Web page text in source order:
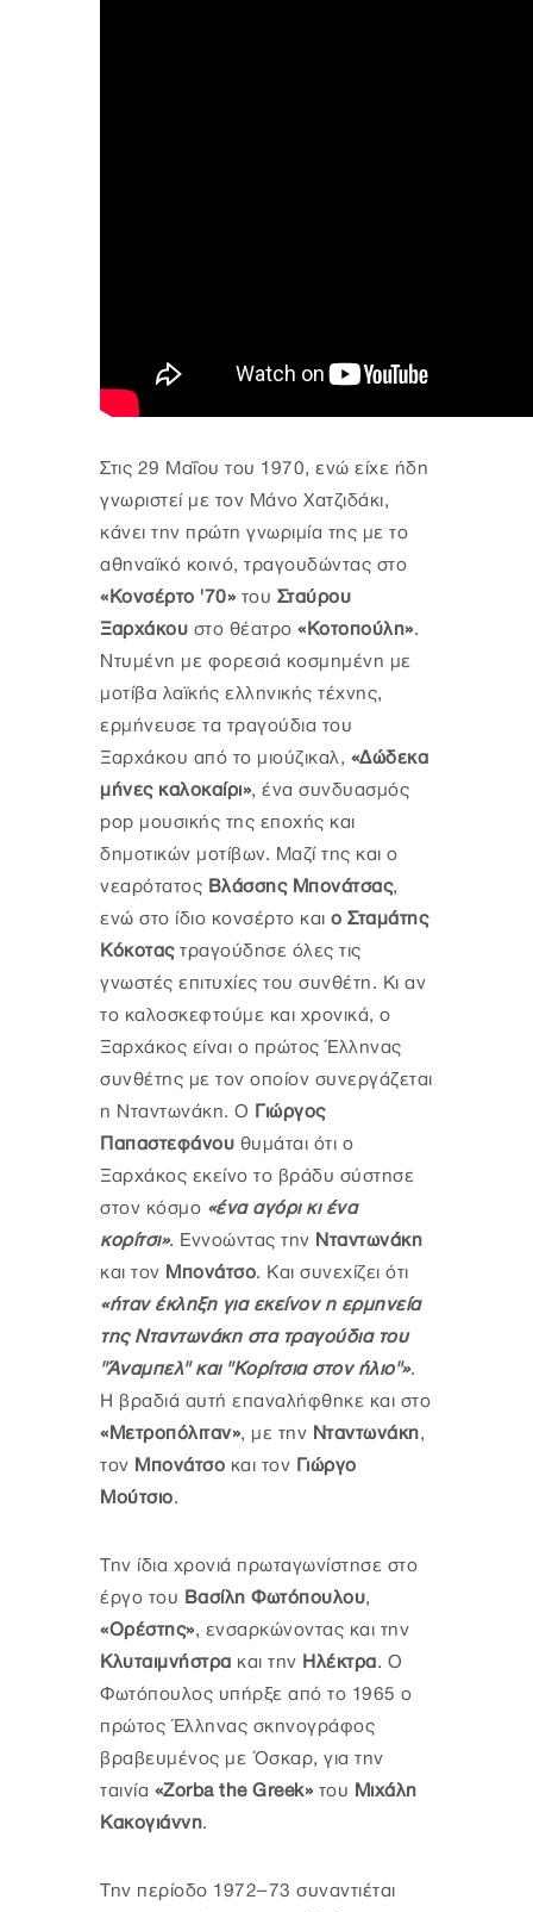
Στις 29 Μαΐου του 1970, ενώ είχε ήδη
γνωριστεί με τον Μάνο Χατζιδάκι,
κάνει την πρώτη γνωριμία της με το
αθηναϊκό κοινό, τραγουδώντας στο
«Κονσέρτο '70» του Σταύρου
Ξαρχάκου στο θέατρο «Κοτοπούλη».
Ντυμένη με φορεσιά κοσμημένη με
μοτίβα λαϊκής ελληνικής τέχνης,
ερμήνευσε τα τραγούδια του
Ξαρχάκου από το μιούζικαλ, «Δώδεκα
μήνες καλοκαίρι», ένα συνδυασμός
pop μουσικής της εποχής και
δημοτικών μοτίβων. Μαζί της και ο
νεαρότατος Βλάσσης Μπονάτσας,
ενώ στο ίδιο κονσέρτο και ο Σταμάτης
Κόκοταςτραγούδησε όλες τις
γνωστές επιτυχίες του συνθέτη. Κι αν
το καλοσκεφτούμε και χρονικά, ο
Ξαρχάκος είναι ο πρώτος Έλληνας
συνθέτης με τον οποίον συνεργάζεται
η Νταντωνάκη. Ο Γιώργος
Παπαστεφάνου θυμάται ότι ο
Ξαρχάκος εκείνο το βράδυ σύστησε
στον κόσμο «ένα αγόρι κι ένα
κορίτσι». Εννοώντας την Νταντωνάκη
και τον Μπονάτσο. Και συνεχίζει ότι
«ήταν έκληξη για εκείνον η ερμηνεία
της Νταντωνάκη στα τραγούδια του
"Άναμπελ" και "Κορίτσια στον ήλιο"».
Η βραδιά αυτή επαναλήφθηκε και στο
«Μετροπόλιταν», με την Νταντωνάκη,
τον Μπονάτσο και τον Γιώργο
Μούτσιο.
Την ίδια χρονιά πρωταγωνίστησε στο
έργο του Βασίλη Φωτόπουλου,
«Ορέστης», ενσαρκώνοντας και την
Κλυταιμνήστρα και την Ηλέκτρα. Ο
Φωτόπουλος υπήρξε από το 1965 ο
πρώτος Έλληνας σκηνογράφος
βραβευμένος με Όσκαρ, για την
ταινία «Zorba the Greek» του Μιχάλη
Κακογιάννη.
Την περίοδο 1972–73 συναντιέται